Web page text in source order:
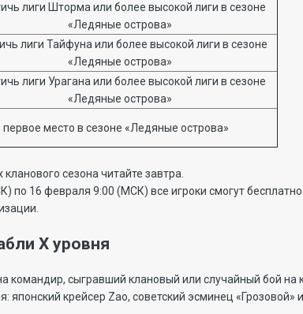
лиги Шторма или более высокой лиги в сезоне
«Ледяные острова»
лиги Тайфуна или более высокой лиги в сезоне
«Ледяные острова»
лиги Урагана или более высокой лиги в сезоне
«Ледяные острова»
первое место в сезоне «Ледяные острова»
сезона читайте завтра.
по 16 февраля 9:00 (МСК) все игроки смогут
X уровня
командир, сыгравший клановый или случайный бой на
японский крейсер Zao, советский эсминец